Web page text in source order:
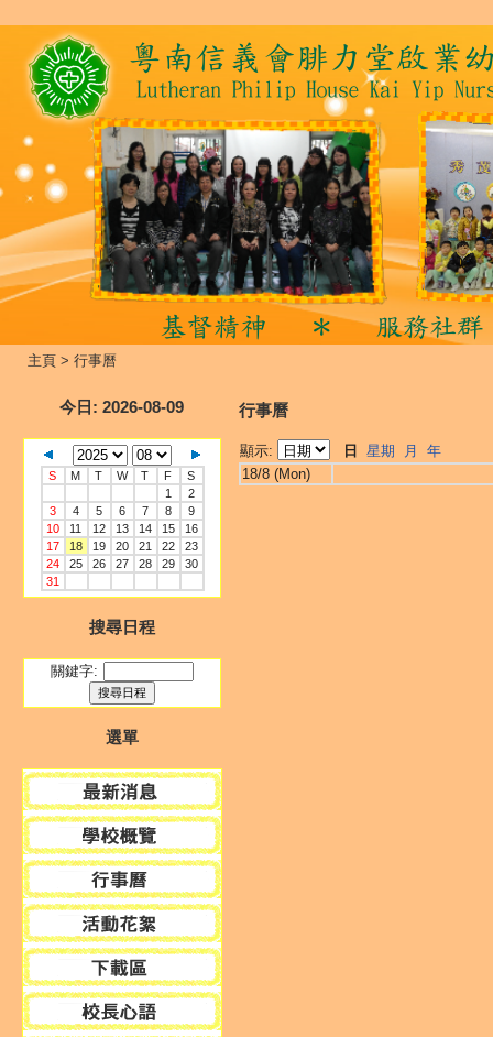
主頁 > 行事曆
今日 : 2026-08-09
S M T W T F
S
1
2
3
4 5 6 7 8
9
10
11 12 13 14 15
16
17
18 19 20 21 22
23
24
25 26 27 28 29
30
31
搜尋日程
關鍵字:
選單
行事曆
顯示: 日 星期 月
年
18/8 (Mon)